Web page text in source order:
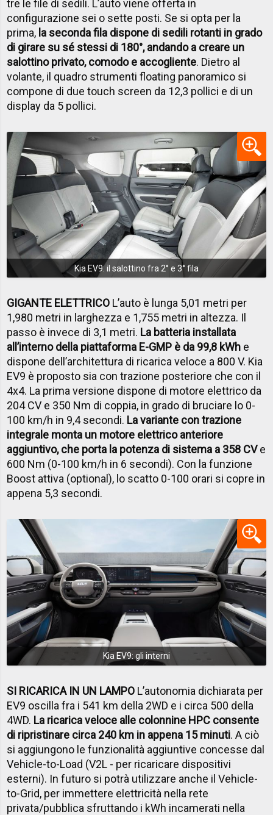
tre le file di sedili. L’auto viene offerta in
configurazione sei o sette posti. Se si opta per la
prima, la seconda fila dispone di sedili rotanti in grado
di girare su sé stessi di 180°, andando a creare un
salottino privato, comodo e accogliente. Dietro al
volante, il quadro strumenti floating panoramico si
compone di due touch screen da 12,3 pollici e di un
display da 5 pollici.
Kia EV9: il salottino fra 2° e 3° fila
GIGANTE ELETTRICO L’auto è lunga 5,01 metri per
1,980 metri in larghezza e 1,755 metri in altezza. Il
passo è invece di 3,1 metri. La batteria installata
all’interno della piattaforma E-GMP è da 99,8 kWh e
dispone dell’architettura di ricarica veloce a 800 V. Kia
EV9 è proposto sia con trazione posteriore che con il
4x4. La prima versione dispone di motore elettrico da
204 CV e 350 Nm di coppia, in grado di bruciare lo 0-
100 km/h in 9,4 secondi. La variante con trazione
integrale monta un motore elettrico anteriore
aggiuntivo, che porta la potenza di sistema a 358 CVe
600 Nm (0-100 km/h in 6 secondi). Con la funzione
Boost attiva (optional), lo scatto 0-100 orari si copre in
appena 5,3 secondi.
Kia EV9: gli interni
SI RICARICA IN UN LAMPO L’autonomia dichiarata per
EV9 oscilla fra i 541 km della 2WD e i circa 500 della
4WD. La ricarica veloce alle colonnine HPC consente
di ripristinare circa 240 km in appena 15 minuti. A ciò
si aggiungono le funzionalità aggiuntive concesse dal
Vehicle-to-Load (V2L - per ricaricare dispositivi
esterni). In futuro si potrà utilizzare anche il Vehicle-
to-Grid, per immettere elettricità nella rete
privata/pubblica sfruttando i kWh incamerati nella